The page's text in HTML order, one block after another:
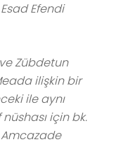
Efendi
Zübdetun
ilişkin bir
ile aynı
için bk.